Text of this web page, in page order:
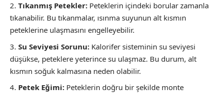
Tıkanmış Petekler: Peteklerin içindeki borular zamanla
tıkanabilir. Bu tıkanmalar, ısınma suyunun alt kısmın
peteklerine ulaşmasını engelleyebilir.
Su Seviyesi Sorunu: Kalorifer sisteminin su seviyesi
düşükse, peteklere yeterince su ulaşmaz. Bu durum, alt
kısmın soğuk kalmasına neden olabilir.
Petek Eğimi: Peteklerin doğru bir şekilde monte